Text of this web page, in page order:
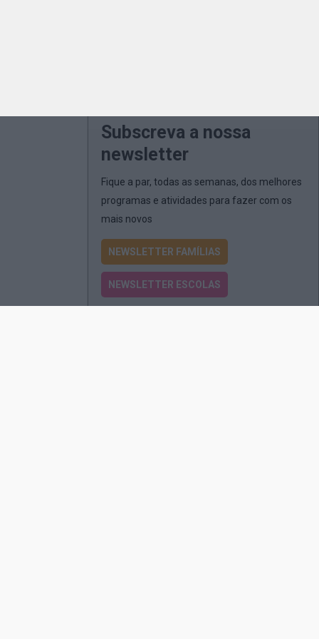
Subscreva a nossa
newsletter
Fique a par, todas as semanas, dos melhores
programas e atividades para fazer com os
mais novos
NEWSLETTER FAMÍLIAS
NEWSLETTER ESCOLAS